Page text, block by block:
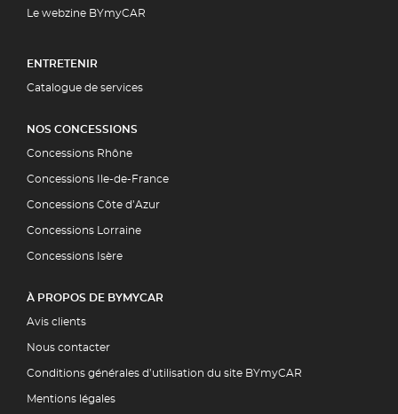
Le webzine BYmyCAR
ENTRETENIR
Catalogue de services
NOS CONCESSIONS
Concessions Rhône
Concessions Ile-de-France
Concessions Côte d’Azur
Concessions Lorraine
Concessions Isère
À PROPOS DE BYMYCAR
Avis clients
Nous contacter
Conditions générales d’utilisation du site BYmyCAR
Mentions légales